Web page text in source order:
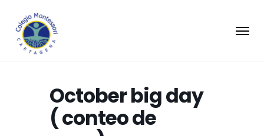
October big day
( conteo de